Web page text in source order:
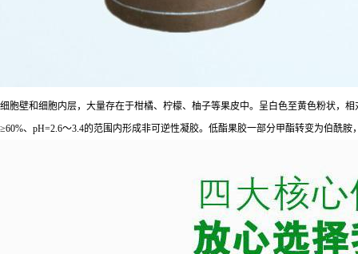
细胞壁和细胞内层，大量存在于柑橘、柠檬、柚子等果皮中。呈白色至黄色粉状，
≥60%、pH=2.6～3.4的范围内形成非可逆性凝胶。低酯果胶一部分甲酯转变为伯酰